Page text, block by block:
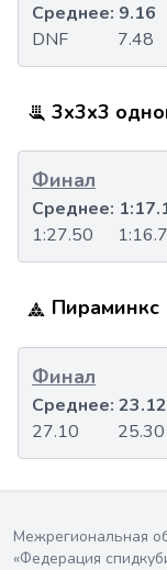
DNF 7.48
Среднее: 9.16
3x3x3
Финал
1:27.50
Среднее:
Пираминкс
Финал
27.10 25.30
Среднее: 23.12
Межрегиональная
«Федерация